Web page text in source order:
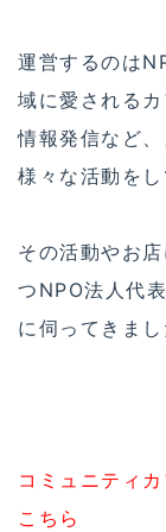
運営するのは
域に愛される
情報発信など
様々な活動をし
その活動やお
つNPO法人代
に伺ってきまし
コミュニティ
こちら